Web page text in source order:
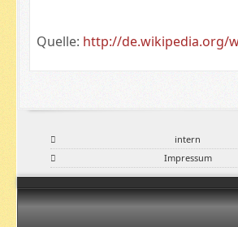
intern
Impressum
Quelle: http://de.wikipedia.org/